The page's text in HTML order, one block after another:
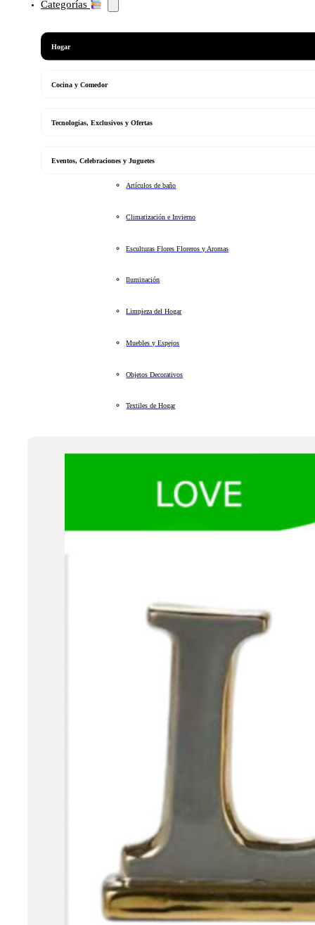
Categorías
Hogar
Cocina y Comedor
Tecnologias, Exclusivos y Ofertas
Eventos, Celebraciones y Juguetes
Artículos de baño
Climatización e Invierno
Esculturas Flores Floreros y Aromas
Iluminación
Limpieza del Hogar
Muebles y Espejos
Objetos Decorativos
Textiles de Hogar